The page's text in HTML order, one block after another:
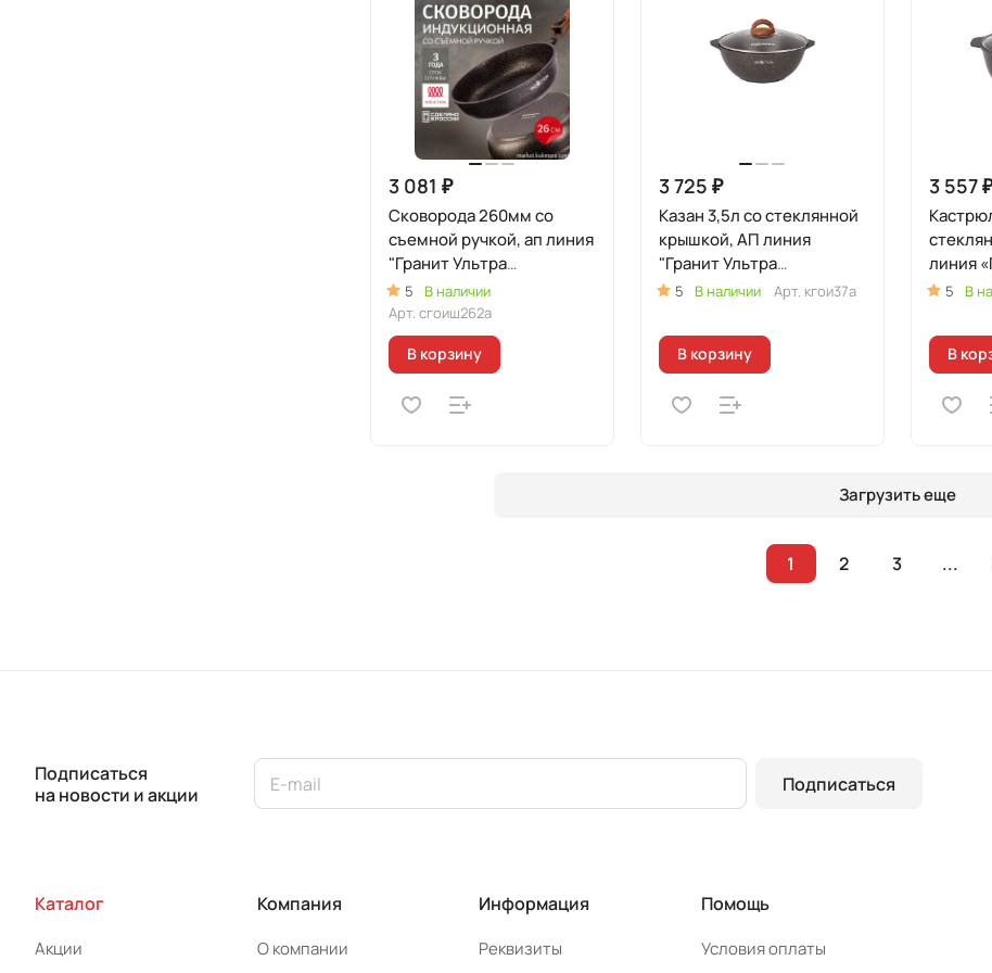
3 081 ₽
Сковорода 260мм со
съемной ручкой, ап линия
"Гранит Ультра
Индукционная"
(оригинальный)
5
В наличии
Арт. сгоиш262а
В корзину
3 725 ₽
Казан 3,5л со стеклянной
крышкой, АП линия
"Гранит Ультра
Индукционная"
5 В наличии Арт. кгои37а
В корзину
3 557 ₽
линия
5 В
В
Загрузить еще
1 2 3 ...
Подписаться
на новости и акции
Подписаться
Каталог
Акции
Компания
О компании
Информация
Реквизиты
Помощь
Условия оплаты